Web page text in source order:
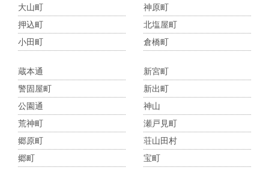
大山町
押込町
小田町
神原町
北塩屋町
倉橋町
蔵本通
警固屋町
公園通
荒神町
郷原町
郷町
新宮町
新出町
神山
瀬戸見町
荘山田村
宝町